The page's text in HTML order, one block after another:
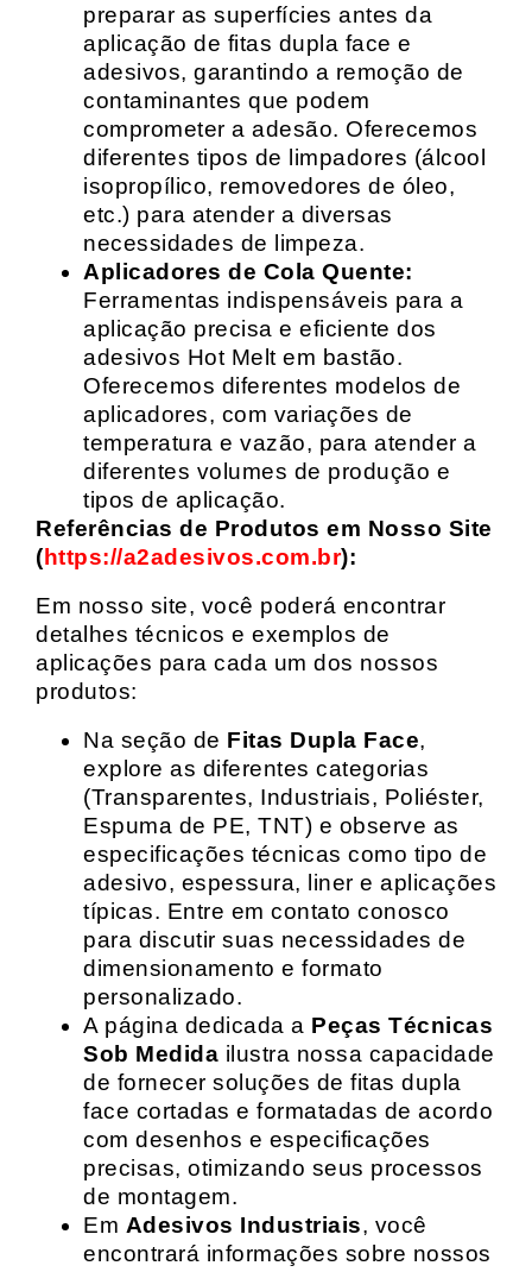
preparar as superfícies antes da
aplicação de fitas dupla face e
adesivos, garantindo a remoção de
contaminantes que podem
comprometer a adesão. Oferecemos
diferentes tipos de limpadores (álcool
isopropílico, removedores de óleo,
etc.) para atender a diversas
necessidades de limpeza.
Aplicadores de Cola Quente:
Ferramentas indispensáveis para a
aplicação precisa e eficiente dos
adesivos Hot Melt em bastão.
Oferecemos diferentes modelos de
aplicadores, com variações de
temperatura e vazão, para atender a
diferentes volumes de produção e
tipos de aplicação.
Referências de Produtos em Nosso Site
(https://a2adesivos.com.br):
Em nosso site, você poderá encontrar
detalhes técnicos e exemplos de
aplicações para cada um dos nossos
produtos:
Na seção de Fitas Dupla Face,
explore as diferentes categorias
(Transparentes, Industriais, Poliéster,
Espuma de PE, TNT) e observe as
especificações técnicas como tipo de
adesivo, espessura, liner e aplicações
típicas. Entre em contato conosco
para discutir suas necessidades de
dimensionamento e formato
personalizado.
A página dedicada a Peças Técnicas
Sob Medida ilustra nossa capacidade
de fornecer soluções de fitas dupla
face cortadas e formatadas de acordo
com desenhos e especificações
precisas, otimizando seus processos
de montagem.
Em Adesivos Industriais, você
encontrará informações sobre nossos